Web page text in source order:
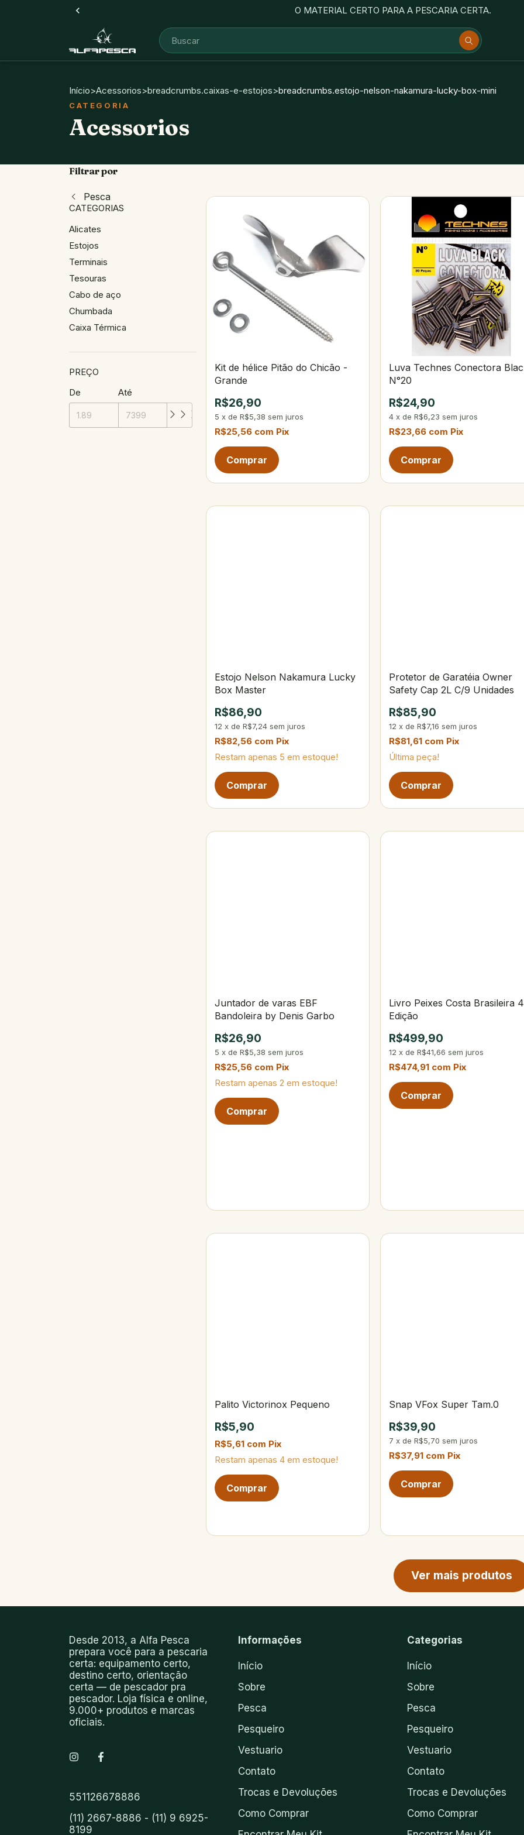
O MATERIAL CERTO PARA A PESCARIA CERTA.
Início>Acessorios>breadcrumbs.caixas-e-estojos>breadcrumbs.estojo-nelson-nakamura-lucky-box-mini
Acessorios
Filtrar por
Pesca
CATEGORIAS
Alicates
Estojos
Terminais
Tesouras
Cabo de aço
Chumbada
Caixa Térmica
PREÇO
De
Até
Kit de hélice Pitão do Chicão -
Grande
R$26,90
5 xdeR$5,38 sem juros
R$25,56 com Pix
Luva Technes Conectora
N°20
R$24,90
4 x de R$6,23 sem juros
R$23,66 com Pix
Estojo Nelson Nakamura Lucky
Box Master
R$86,90
12 xdeR$7,24 sem juros
R$82,56 com Pix
Restam apenas 5 em estoque!
Protetor de Garatéia Owner
Safety Cap 2L C/9 Unidades
R$85,90
12 x de R$7,16 sem juros
R$81,61 com Pix
Última peça!
Juntador de varas EBF
Bandoleira by Denis Garbo
R$26,90
5 xdeR$5,38 sem juros
R$25,56 com Pix
Restam apenas2 em estoque!
Livro Peixes Costa Brasileira
Edição
R$499,90
12 x de R$41,66 sem juros
R$474,91 com Pix
Palito Victorinox Pequeno
R$5,90
R$5,61 com Pix
Restam apenas4 em estoque!
Snap VFox Super Tam.0
R$39,90
7 x de R$5,70 sem juros
R$37,91 com Pix
Ver mais produtos
Desde 2013, a Alfa Pesca
prepara você para a pescaria
certa: equipamento certo,
destino certo, orientação
certa — de pescador pra
pescador. Loja física e online,
9.000+ produtos e marcas
oficiais.
551126678886
(11) 2667-8886 - (11) 9 6925-
8199
Informações
Início
Sobre
Pesca
Pesqueiro
Vestuario
Contato
Trocas e Devoluções
Como Comprar
Categorias
Início
Sobre
Pesca
Pesqueiro
Vestuario
Contato
Trocas e Devoluções
Como Comprar